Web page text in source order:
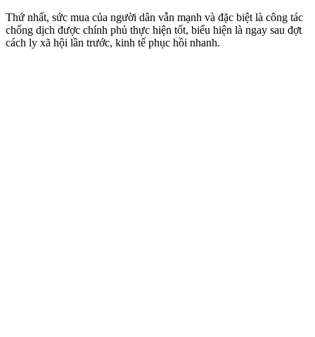
Thứ nhất, sức mua của người dân vẫn mạnh và đặc biệt là công tác
chống dịch được chính phủ thực hiện tốt, biểu hiện là ngay sau đợt
cách ly xã hội lần trước, kinh tế phục hồi nhanh.